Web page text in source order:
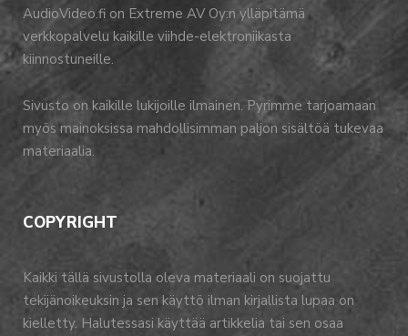
AudioVideo.fi on Extreme AV Oy:n ylläpitämä
verkkopalvelu kaikille viihde-elektroniikasta
kiinnostuneille.
Sivusto on kaikille lukijoille ilmainen. Pyrimme tarjoamaan
myös mainoksissa mahdollisimman paljon sisältöä tukevaa
materiaalia.
COPYRIGHT
Kaikki tällä sivustolla oleva materiaali on suojattu
tekijänoikeuksin ja sen käyttö ilman kirjallista lupaa on
kielletty. Halutessasi käyttää artikkelia tai sen osaa